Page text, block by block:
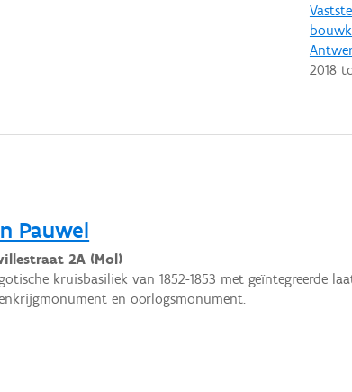
2018
Pauwel
2A (Mol)
kruisbasiliek van 1852-1853 met geïntegreerde
en oorlogsmonument.